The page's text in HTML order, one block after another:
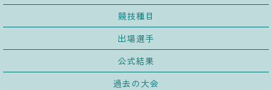
競技種目
出場選手
公式結果
過去の大会